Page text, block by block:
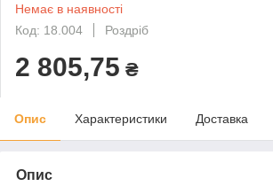
Немає в наявності
Код: 18.004
Роздріб
2 805,75 ₴
Опис Характеристики Доставка
Опис